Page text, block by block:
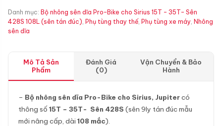
Danh mục: Bộ nhông sên dĩa Pro-Bike cho Sirius 15T - 35T- Sên
428S 108L (sên tán đúc), Phụ tùng thay thế, Phụ tùng xe máy, Nhông
sên dĩa
Mô Tả Sản
Phẩm
Đánh Giá
(0)
Vận Chuyển & Bảo
Hành
– Bộ nhông sên dĩa Pro-Bike cho Sirius, Jupitercó
thông số 15T – 35T- Sên 428S (sên 9ly tán đúc mẫu
mới nâng cấp, dài 108 mắc).